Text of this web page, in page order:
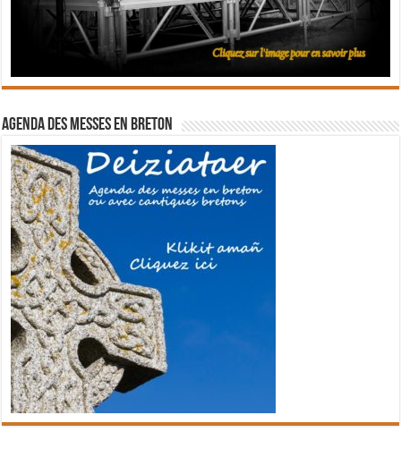
Agenda des messes en breton